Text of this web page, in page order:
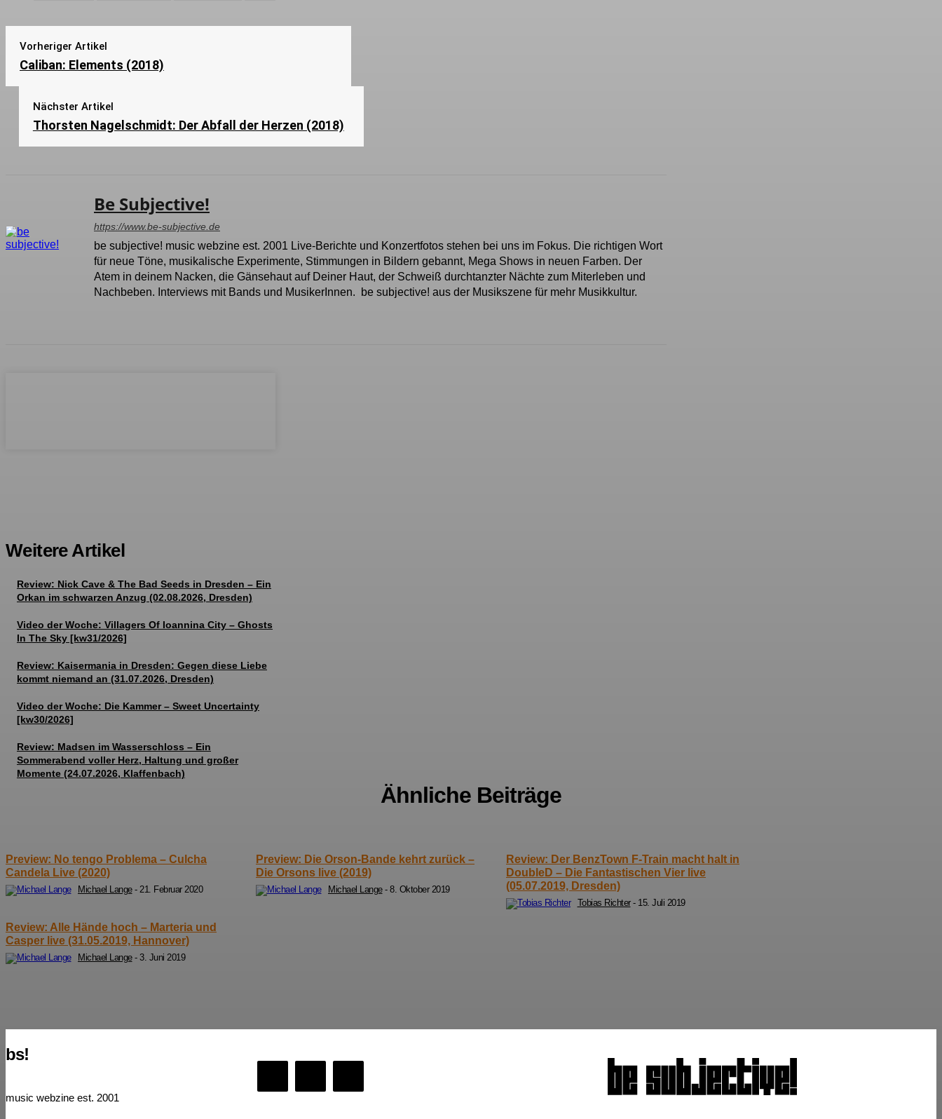
Vorheriger Artikel
Caliban: Elements (2018)
Nächster Artikel
Thorsten Nagelschmidt: Der Abfall der Herzen (2018)
Be Subjective!
https://www.be-subjective.de
be subjective! music webzine est. 2001 Live-Berichte und Konzertfotos stehen bei uns im Fokus. Die richtigen Wort
für neue Töne, musikalische Experimente, Stimmungen in Bildern gebannt, Mega Shows in neuen Farben. Der
Atem in deinem Nacken, die Gänsehaut auf Deiner Haut, der Schweiß durchtanzter Nächte zum Miterleben und
Nachbeben. Interviews mit Bands und MusikerInnen. be subjective! aus der Musikszene für mehr Musikkultur.
Weitere Artikel
Review: Nick Cave & The Bad Seeds in Dresden – Ein
Orkan im schwarzen Anzug (02.08.2026, Dresden)
Video der Woche: Villagers Of Ioannina City – Ghosts
In The Sky [kw31/2026]
Review: Kaisermania in Dresden: Gegen diese Liebe
kommt niemand an (31.07.2026, Dresden)
Video der Woche: Die Kammer – Sweet Uncertainty
[kw30/2026]
Review: Madsen im Wasserschloss – Ein
Sommerabend voller Herz, Haltung und großer
Momente (24.07.2026, Klaffenbach)
Ähnliche Beiträge
Preview: No tengo Problema – Culcha
Candela Live (2020)
Michael Lange - 21. Februar 2020
Preview: Die Orson-Bande kehrt zurück –
Die Orsons live (2019)
Michael Lange - 8. Oktober 2019
Review: Der BenzTown F-Train macht halt in
DoubleD – Die Fantastischen Vier live
(05.07.2019, Dresden)
Tobias Richter - 15. Juli 2019
Review: Alle Hände hoch – Marteria und
Casper live (31.05.2019, Hannover)
Michael Lange - 3. Juni 2019
bs!
music webzine est. 2001